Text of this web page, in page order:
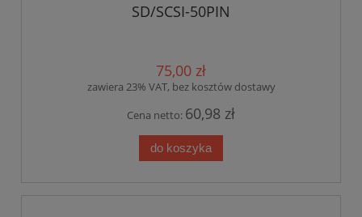
SD/SCSI-50PIN
75,00 zł
zawiera 23% VAT, bez kosztów dostawy
Cena netto: 60,98 zł
do koszyka